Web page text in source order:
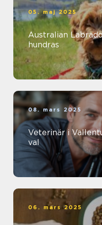
05. maj 2025
Australian
hundras
08. mars 2025
Veterinär i
val
06. mars 2025